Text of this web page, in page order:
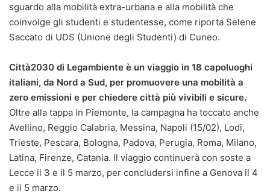
sguardo alla mobilità extra-urbana e alla mobilità che
coinvolge gli studenti e studentesse, come riporta Selene
Saccato di UDS (Unione degli Studenti) di Cuneo.
Città2030 di Legambiente è un viaggio in 18 capoluoghi
italiani, da Nord a Sud, per promuovere una mobilità a
zero emissioni e per chiedere città più vivibili e sicure.
Oltre alla tappa in Piemonte, la campagna ha toccato anche
Avellino, Reggio Calabria, Messina, Napoli (15/02), Lodi,
Trieste, Pescara, Bologna, Padova, Perugia, Roma, Milano,
Latina, Firenze, Catania. Il viaggio continuerà con soste a
Lecce il 3 e il 5 marzo, per concludersi infine a Genova il 4
e il 5 marzo.